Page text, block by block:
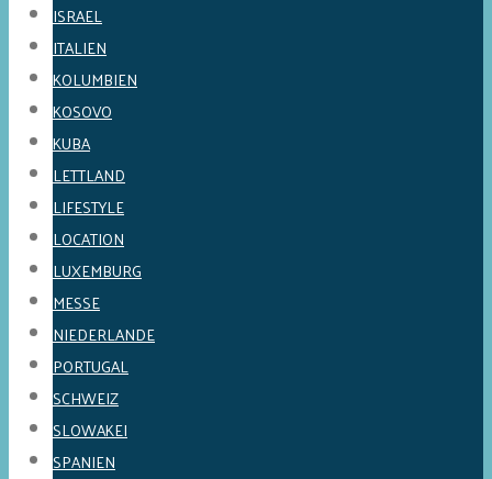
ISRAEL
ITALIEN
KOLUMBIEN
KOSOVO
KUBA
LETTLAND
LIFESTYLE
LOCATION
LUXEMBURG
MESSE
NIEDERLANDE
PORTUGAL
SCHWEIZ
SLOWAKEI
SPANIEN